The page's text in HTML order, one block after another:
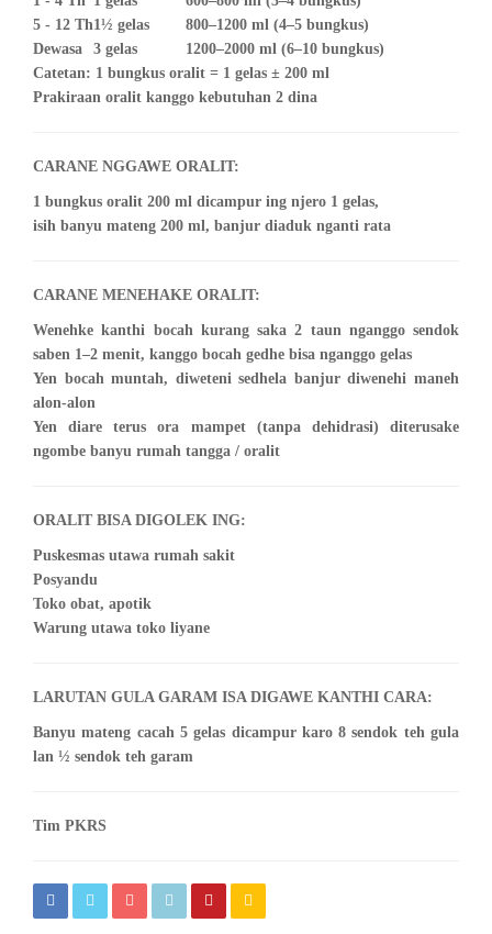
5 - 12 Th1½ gelas
800–1200 ml (4–5 bungkus)
Dewasa
3 gelas
1200–2000 ml (6–10 bungkus)
Catetan: 1 bungkus oralit = 1 gelas ± 200 ml
Prakiraan oralit kanggo kebutuhan 2 dina
CARANE NGGAWE ORALIT:
1 bungkus oralit 200 ml dicampur ing njero 1 gelas,
isih banyu mateng 200 ml, banjur diaduk nganti rata
CARANE MENEHAKE ORALIT:
Wenehke kanthi bocah kurang saka 2 taun nganggo sendok
saben 1–2 menit, kanggo bocah gedhe bisa nganggo gelas
Yen bocah muntah, diweteni sedhela banjur diwenehi maneh
alon-alon
Yen diare terus ora mampet (tanpa dehidrasi) diterusake
ngombe banyu rumah tangga / oralit
ORALIT BISA DIGOLEK ING:
Puskesmas utawa rumah sakit
Posyandu
Toko obat, apotik
Warung utawa toko liyane
LARUTAN GULA GARAM ISA DIGAWE KANTHI CARA:
Banyu mateng cacah 5 gelas dicampur karo 8 sendok teh gula
lan ½ sendok teh garam
Tim PKRS